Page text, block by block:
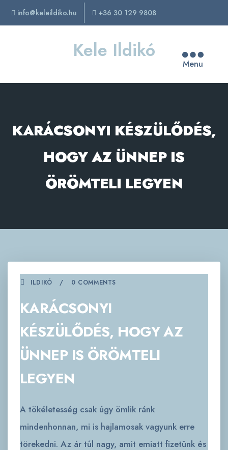
info@keleildiko.hu +36 30 129 9808
Kele Ildikó
Menu
KARÁCSONYI KÉSZÜLŐDÉS,
HOGY AZ ÜNNEP IS
ÖRÖMTELI LEGYEN
ILDIKÓ 0 COMMENTS
KARÁCSONYI
KÉSZÜLŐDÉS, HOGY AZ
ÜNNEP IS ÖRÖMTELI
LEGYEN
A tökéletesség csak úgy ömlik ránk
mindenhonnan, mi is hajlamosak vagyunk erre
törekedni. Az ár túl nagy, amit emiatt fizetünk és